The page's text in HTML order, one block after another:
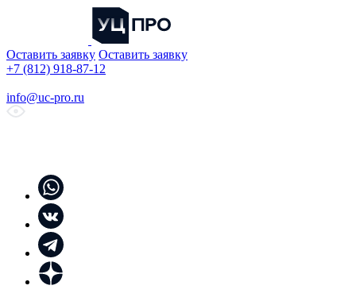
Оставить заявку Оставить заявку
+7 (812) 918-87-12
info@uc-pro.ru